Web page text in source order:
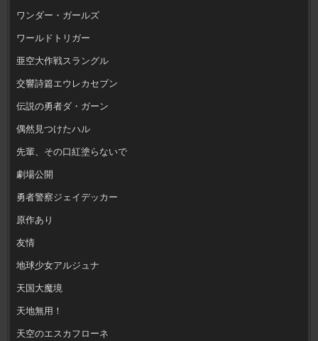
ワンダー・ガールズ
ワールドトリガー
亜空大作戦スラングル
交響詩篇エウレカセブン
伝説の勇者ダ・ガーン
偶然見つけたハル
先輩、その口紅塗らないで
劇場公開
勇者警察ジェイデッカー
原作あり
友情
地球少女アルジュナ
天国大魔境
天地無用！
天空のエスカフローネ